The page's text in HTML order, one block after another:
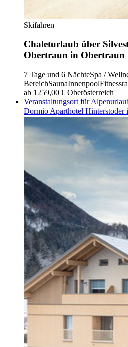
Skifahren
Chaleturlaub über
Obertraun in Obertraun
7 Tage und 6 NächteSpa /
BereichSaunaInnenpool
ab 1259,00 € Oberösterreich
Veranstaltungsort für
Dormio Aparthotel Hinterstoder